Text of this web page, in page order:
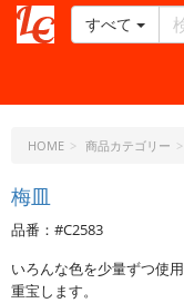
ー
ラ
ト・
ド
ッ
ト・
ジ
すべて
HOME 商品カテゴリー
梅皿
品番：#C2583
いろんな色を少量ずつ使
重宝します。